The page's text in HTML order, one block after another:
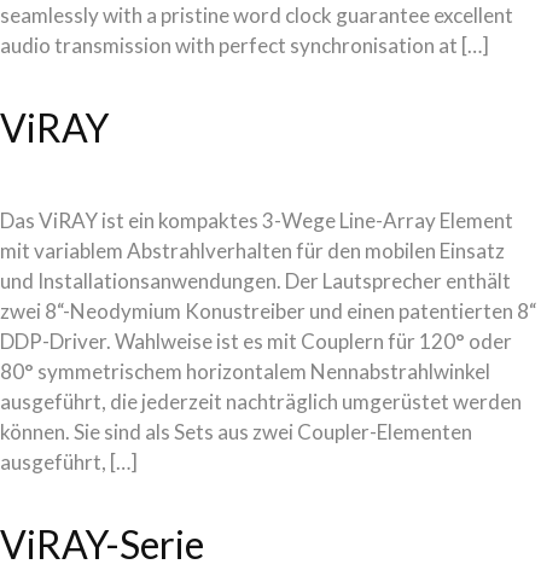
seamlessly with a pristine word clock guarantee excellent
audio transmission with perfect synchronisation at […]
ViRAY
Das ViRAY ist ein kompaktes 3-Wege Line-Array Element
mit variablem Abstrahlverhalten für den mobilen Einsatz
und Installationsanwendungen. Der Lautsprecher enthält
zwei 8“-Neodymium Konustreiber und einen patentierten 8“
DDP-Driver. Wahlweise ist es mit Couplern für 120° oder
80° symmetrischem horizontalem Nennabstrahlwinkel
ausgeführt, die jederzeit nachträglich umgerüstet werden
können. Sie sind als Sets aus zwei Coupler-Elementen
ausgeführt, […]
ViRAY-Serie